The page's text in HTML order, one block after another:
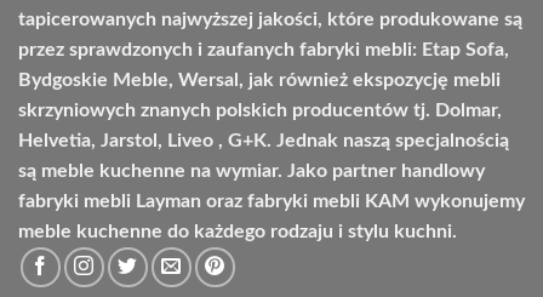
tapicerowanych najwyższej jakości, które produkowane są
przez sprawdzonych i zaufanych fabryki mebli: Etap Sofa,
Bydgoskie Meble, Wersal, jak również ekspozycję mebli
skrzyniowych znanych polskich producentów tj. Dolmar,
Helvetia, Jarstol, Liveo , G+K. Jednak naszą specjalnością
są meble kuchenne na wymiar. Jako partner handlowy
fabryki mebli Layman oraz fabryki mebli KAM wykonujemy
meble kuchenne do każdego rodzaju i stylu kuchni.